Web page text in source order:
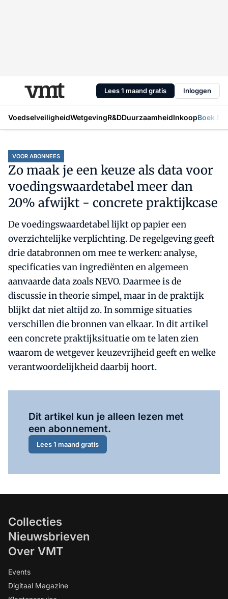
Lees 1 maand gratis Inloggen
VoedselveiligheidWetgevingR&DDuurzaamheidInkoopBoek
VOOR ABONNEES
Zo maak je een keuze als data voor
voedingswaardetabel meer dan
20% afwijkt - concrete praktijkcase
De voedingswaardetabel lijkt op papier een
overzichtelijke verplichting. De regelgeving geeft
drie databronnen om mee te werken: analyse,
specificaties van ingrediënten en algemeen
aanvaarde data zoals NEVO. Daarmee is de
discussie in theorie simpel, maar in de praktijk
blijkt dat niet altijd zo. In sommige situaties
verschillen die bronnen van elkaar. In dit artikel
een concrete praktijksituatie om te laten zien
waarom de wetgever keuzevrijheid geeft en welke
verantwoordelijkheid daarbij hoort.
Dit artikel kun je alleen lezen met
een abonnement.
Lees 1 maand gratis
Collecties
Nieuwsbrieven
Over VMT
Events
Digitaal Magazine